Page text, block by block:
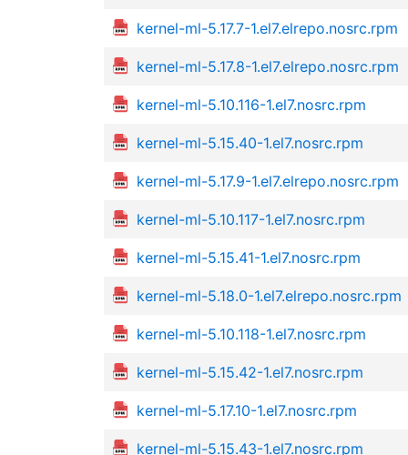
kernel-ml-5.17.7-1.el7.elrepo.nosrc.rpm
kernel-ml-5.17.8-1.el7.elrepo.nosrc.rpm
kernel-ml-5.10.116-1.el7.nosrc.rpm
kernel-ml-5.15.40-1.el7.nosrc.rpm
kernel-ml-5.17.9-1.el7.elrepo.nosrc.rpm
kernel-ml-5.10.117-1.el7.nosrc.rpm
kernel-ml-5.15.41-1.el7.nosrc.rpm
kernel-ml-5.18.0-1.el7.elrepo.nosrc.rpm
kernel-ml-5.10.118-1.el7.nosrc.rpm
kernel-ml-5.15.42-1.el7.nosrc.rpm
kernel-ml-5.17.10-1.el7.nosrc.rpm
kernel-ml-5.15.43-1.el7.nosrc.rpm